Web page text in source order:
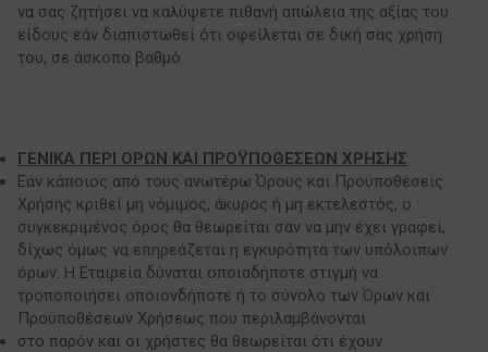
να σας ζητήσει να καλύψετε πιθανή απώλεια της αξίας του
είδους εάν διαπιστωθεί ότι οφείλεται σε δική σας χρήση
του, σε άσκοπο βαθμό
ΓΕΝΙΚΑ ΠΕΡΙ ΟΡΩΝ ΚΑΙ ΠΡΟΫΠΟΘΕΣΕΩΝ ΧΡΗΣΗΣ
Εάν κάποιος από τους ανωτέρω Όρους και Προϋποθέσεις
Χρήσης κριθεί μη νόμιμος, άκυρος ή μη εκτελεστός, ο
συγκεκριμένος όρος θα θεωρείται σαν να μην έχει γραφεί,
δίχως όμως να επηρεάζεται η εγκυρότητα των υπόλοιπων
όρων. Η Εταιρεία δύναται οποιαδήποτε στιγμή να
τροποποιήσει οποιονδήποτε ή το σύνολο των Όρων και
Προϋποθέσεων Χρήσεως που περιλαμβάνονται
στο παρόν και οι χρήστες θα θεωρείται ότι έχουν